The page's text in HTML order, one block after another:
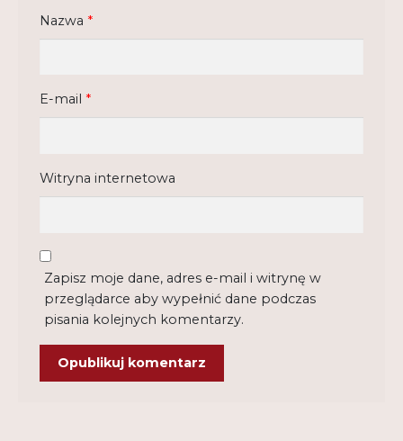
Nazwa *
E-mail *
Witryna internetowa
Zapisz moje dane, adres e-mail i witrynę w
przeglądarce aby wypełnić dane podczas
pisania kolejnych komentarzy.